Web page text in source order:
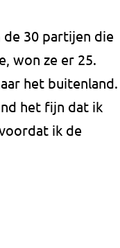
de 30 partijen die
won ze er 25.
het buitenland.
het fijn dat ik
ik de